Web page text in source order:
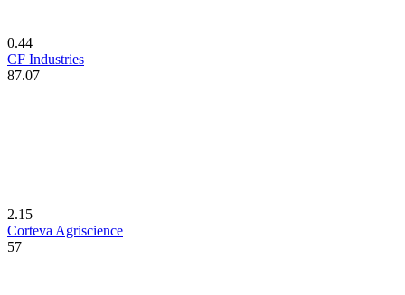
0.44
CF Industries
87.07
2.15
Corteva Agriscience
57